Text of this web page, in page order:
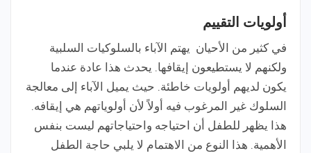
أولويات التقييم
في كثير من الأحيان يهتم الآباء بالسلوكيات السلبية
ولكنهم لا يستطيعون إيقافها. يحدث هذا عادة عندما
يكون لديهم أولويات خاطئة. حيث يميل الآباء إلى معالجة
السلوك غير المرغوب فيه أولاً لأن أولوياتهم هي إيقافه.
هذا يظهر للطفل أن احتياجه واحتياجاتهم ليست بنفس
الأهمية. هذا النوع من الاهتمام لا يلبي حاجة الطفل